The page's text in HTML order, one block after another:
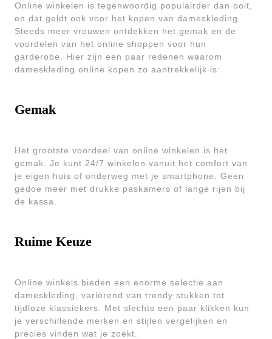
Online winkelen is tegenwoordig populairder dan ooit,
en dat geldt ook voor het kopen van dameskleding.
Steeds meer vrouwen ontdekken het gemak en de
voordelen van het online shoppen voor hun
garderobe. Hier zijn een paar redenen waarom
dameskleding online kopen zo aantrekkelijk is:
Gemak
Het grootste voordeel van online winkelen is het
gemak. Je kunt 24/7 winkelen vanuit het comfort van
je eigen huis of onderweg met je smartphone. Geen
gedoe meer met drukke paskamers of lange rijen bij
de kassa.
Ruime Keuze
Online winkels bieden een enorme selectie aan
dameskleding, variërend van trendy stukken tot
tijdloze klassiekers. Met slechts een paar klikken kun
je verschillende merken en stijlen vergelijken en
precies vinden wat je zoekt.